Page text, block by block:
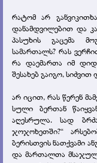
რატომ არ
დანამდვილებით და
პასუხის გაცემა
სამართალს? რას
რა დაემართა იმ
შესახებ გაიგო, სიძვით
არ იცით, რას წერენ
სული ბერთან
აღესრულა. სად
ჯოჯოხეთში?“
ბერისთვის ნათქვამი
და მართალთა